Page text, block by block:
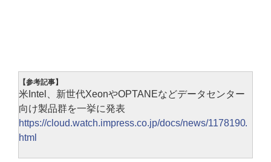
【参考記事】
米Intel、新世代XeonやOPTANEなどデータセンター
向け製品群を一挙に発表
https://cloud.watch.impress.co.jp/docs/news/1178190.
html